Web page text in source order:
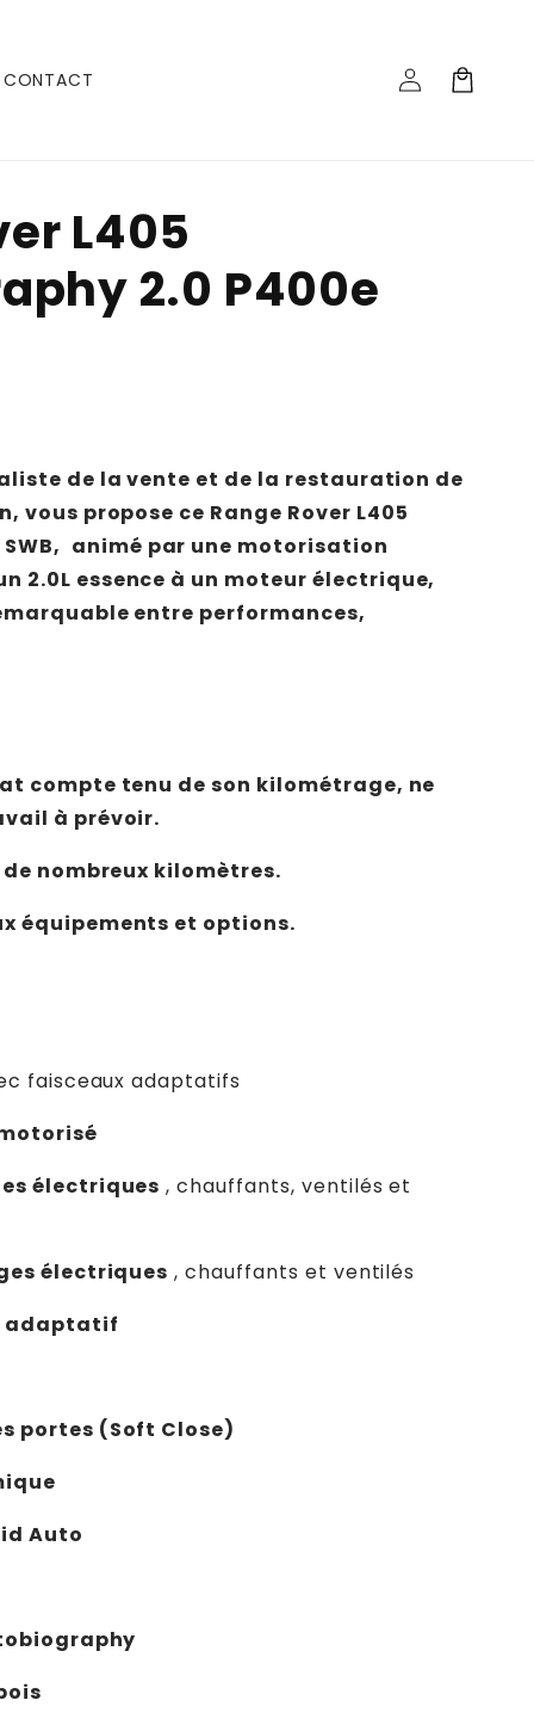
CONTACT
Log
Cart
L405
2.0 P400e
de la vente et de la restauration de
vous propose ce Range Rover L405
animé par une motorisation
2.0L essence à un moteur électrique,
entre performances,
compte tenu de son kilométrage, ne
à prévoir.
nombreux kilomètres.
équipements et options.
faisceaux adaptatifs
électriques , chauffants, ventilés et
électriques , chauffants et ventilés
adaptatif
portes (Soft Close)
Auto